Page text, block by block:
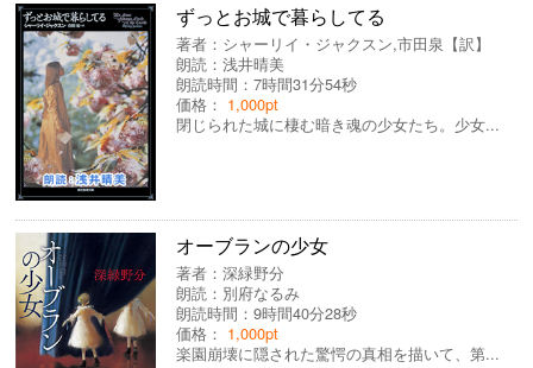
ずっとお城で暮らしてる
著者： シャーリイ・ジャクスン,市田泉【訳】
朗読：浅井晴美
朗読時間：7時間31分54秒
価格： 1,000pt
閉じられた城に棲む暗き魂の少女たち。少女...
オーブランの少女
著者：深緑野分
朗読： 別府なるみ
朗読時間：9時間40分28秒
価格： 1,000pt
楽園崩壊に隠された驚愕の真相を描いて、第...